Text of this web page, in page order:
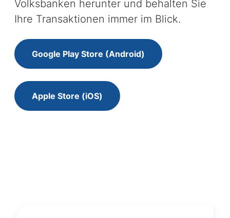
Volksbanken herunter und behalten Sie
Ihre Transaktionen immer im Blick.
Google Play Store (Android)
Apple Store (iOS)